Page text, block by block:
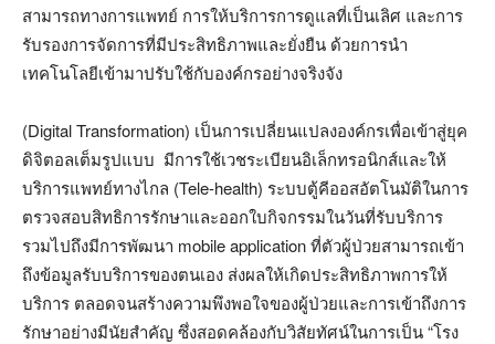
สามารถทางการแพทย์ การให้บริการการดูแลที่เป็นเลิศ และการ
รับรองการจัดการที่มีประสิทธิภาพและยั่งยืน ด้วยการนำ
เทคโนโลยีเข้ามาปรับใช้กับองค์กรอย่างจริงจัง
(Digital Transformation) เป็นการเปลี่ยนแปลงองค์กรเพื่อเข้าสู่ยุค
ดิจิตอลเต็มรูปแบบ มีการใช้เวชระเบียนอิเล็กทรอนิกส์และให้
บริการแพทย์ทางไกล (Tele-health) ระบบตู้คีออสอัตโนมัติในการ
ตรวจสอบสิทธิการรักษาและออกใบกิจกรรมในวันที่รับบริการ
รวมไปถึงมีการพัฒนา mobile application ที่ตัวผู้ป่วยสามารถเข้า
ถึงข้อมูลรับบริการของตนเอง ส่งผลให้เกิดประสิทธิภาพการให้
บริการ ตลอดจนสร้างความพึงพอใจของผู้ป่วยและการเข้าถึงการ
รักษาอย่างมีนัยสำคัญ ซึ่งสอดคล้องกับวิสัยทัศน์ในการเป็น “โรง